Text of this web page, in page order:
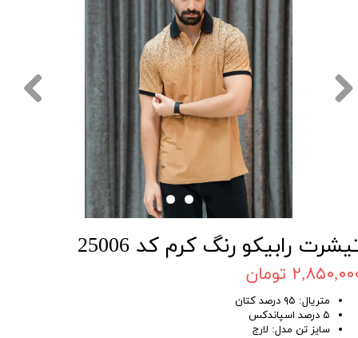
رابیکو رنگ کرم کد 25006
تومان
متریال: ۹۵ درصد کتان
۵ درصد اسپاندکس
سایز تن مدل: لارج